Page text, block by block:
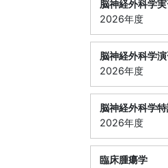
脳神経外科学
2026年度
脳神経外科学
2026年度
脳神経外科学
2026年度
臨床腫瘍学